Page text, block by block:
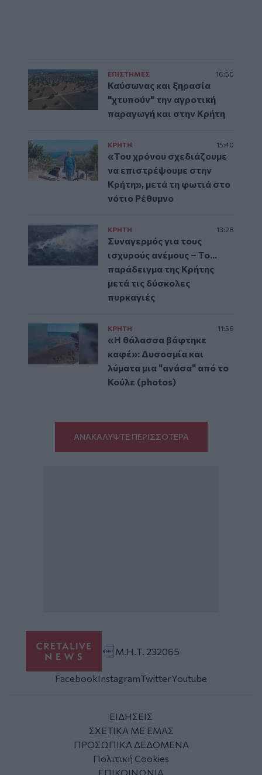
ΕΠΙΣΤΗΜΕΣ 16:56
Καύσωνας και ξηρασία
"χτυπούν" την αγροτική
παραγωγή και στην Κρήτη
ΚΡΗΤΗ 15:40
«Του χρόνου σχεδιάζουμε
να επιστρέψουμε στην
Κρήτη», μετά τη φωτιά στο
νότιο Ρέθυμνο
ΚΡΗΤΗ 13:28
Συναγερμός για τους
ισχυρούς ανέμους – Το...
παράδειγμα της Κρήτης
μετά τις δύσκολες
πυρκαγιές
ΚΡΗΤΗ 11:56
«Η θάλασσα βάφτηκε
καφέ»: Δυσοσμία και
λύματα μια "ανάσα" από το
Κούλε (photos)
ΑΝΑΚΑΛΥΨΤΕ ΠΕΡΙΣΣΟΤΕΡΑ
Μ.Η.Τ. 232065
FacebookInstagramTwitterYoutube
ΕΙΔΗΣΕΙΣ
ΣΧΕΤΙΚΑ ΜΕ ΕΜΑΣ
ΠΡΟΣΩΠΙΚΑ ΔΕΔΟΜΕΝΑ
Πολιτική Cookies
ΕΠΙΚΟΙΝΩΝΙΑ